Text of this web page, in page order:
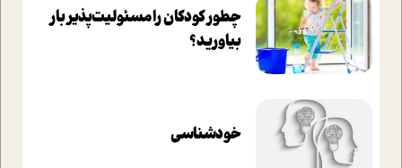
چطور کودکان را مسئولیت‌پذیر بار
بیاورید؟
خودشناسی